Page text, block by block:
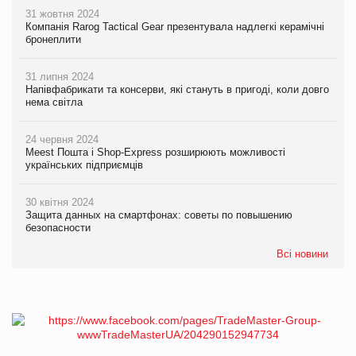
31 жовтня 2024
Компанія Rarog Tactical Gear презентувала надлегкі керамічні
бронеплити
31 липня 2024
Напівфабрикати та консерви, які стануть в пригоді, коли довго
нема світла
24 червня 2024
Meest Пошта і Shop-Express розширюють можливості
українських підприємців
30 квітня 2024
Защита данных на смартфонах: советы по повышению
безопасности
Всі новини